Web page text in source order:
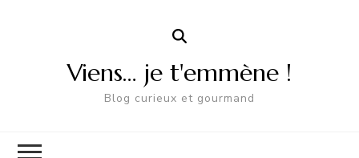
Viens… je t'emmène !
Blog curieux et gourmand